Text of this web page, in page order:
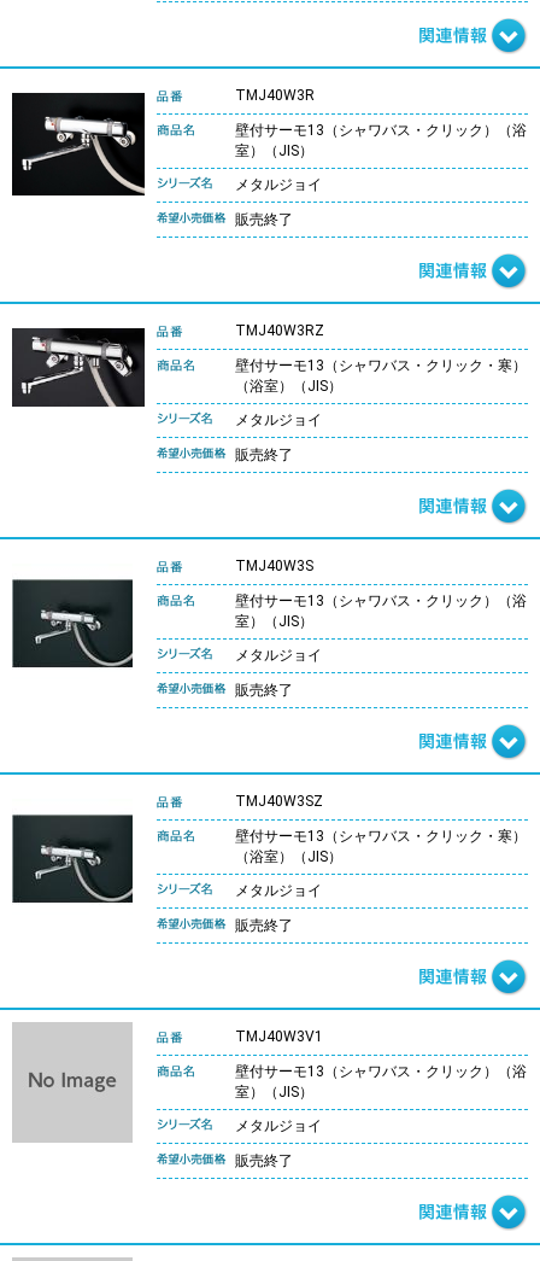
TMJ40W3R
壁付サーモ13（シャワバス・クリック）（浴
室）（JIS）
メタルジョイ
販売終了
TMJ40W3RZ
壁付サーモ13（シャワバス・クリック・寒）
（浴室）（JIS）
メタルジョイ
販売終了
TMJ40W3S
壁付サーモ13（シャワバス・クリック）（浴
室）（JIS）
メタルジョイ
販売終了
TMJ40W3SZ
壁付サーモ13（シャワバス・クリック・寒）
（浴室）（JIS）
メタルジョイ
販売終了
TMJ40W3V1
壁付サーモ13（シャワバス・クリック）（浴
室）（JIS）
メタルジョイ
販売終了